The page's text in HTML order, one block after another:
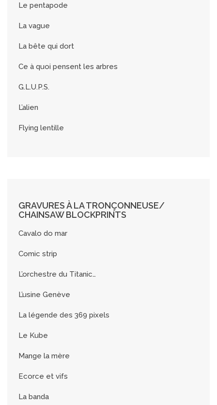
Le pentapode
La vague
La bête qui dort
Ce à quoi pensent les arbres
G.L.U.P.S.
L’alien
Flying lentille
GRAVURES À LA TRONÇONNEUSE/
CHAINSAW BLOCKPRINTS
Cavalo do mar
Comic strip
L’orchestre du Titanic…
L’usine Genève
La légende des 369 pixels
Le Kube
Mange la mère
Ecorce et vifs
La banda